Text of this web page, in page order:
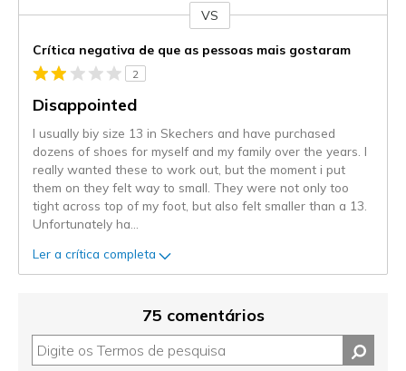
VS
Crítica negativa de que as pessoas mais gostaram
2
Disappointed
I usually biy size 13 in Skechers and have purchased
dozens of shoes for myself and my family over the years. I
really wanted these to work out, but the moment i put
them on they felt way to small. They were not only too
tight across top of my foot, but also felt smaller than a 13.
Unfortunately ha
Ler a crítica completa
75 comentários